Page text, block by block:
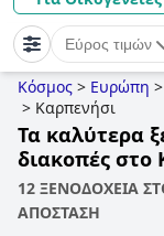
Εύρος τιμών
Κόσμος > Ευρώπη >
> Καρπενήσι
Τα καλύτερα
διακοπές στο
12 ΞΕΝΟΔΟΧΕΙΑ
ΑΠΟΣΤΑΣΗ